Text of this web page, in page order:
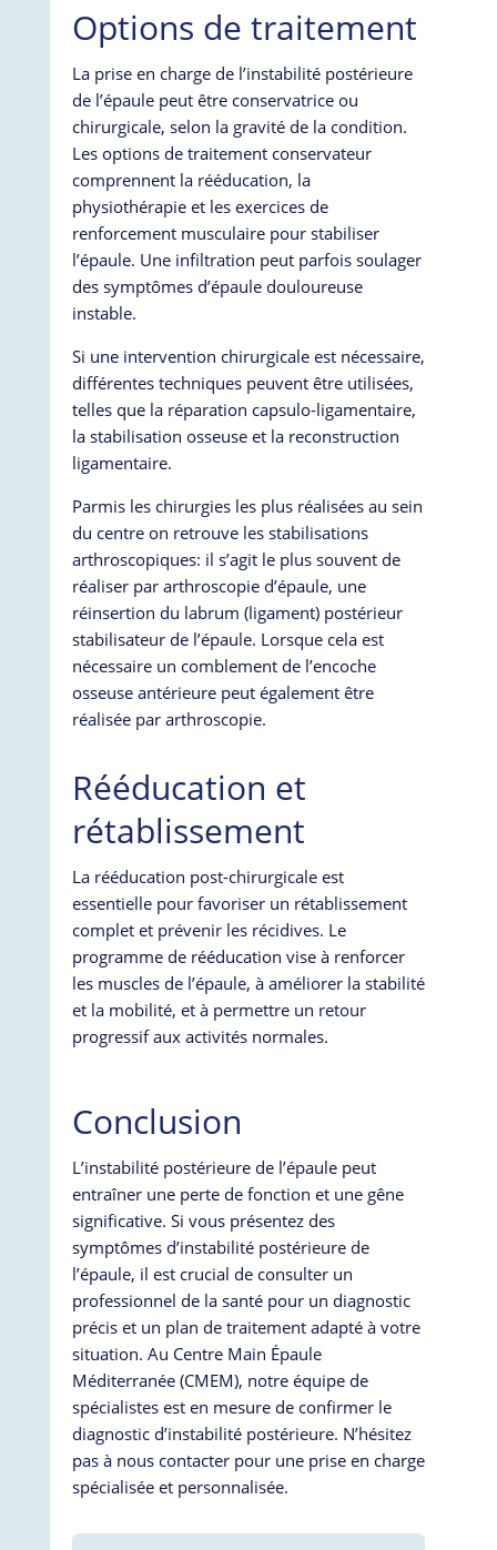
Options de traitement
La prise en charge de l’instabilité postérieure
de l’épaule peut être conservatrice ou
chirurgicale, selon la gravité de la condition.
Les options de traitement conservateur
comprennent la rééducation, la
physiothérapie et les exercices de
renforcement musculaire pour stabiliser
l’épaule. Une infiltration peut parfois soulager
des symptômes d’épaule douloureuse
instable.
Si une intervention chirurgicale est nécessaire,
différentes techniques peuvent être utilisées,
telles que la réparation capsulo-ligamentaire,
la stabilisation osseuse et la reconstruction
ligamentaire.
Parmis les chirurgies les plus réalisées au sein
du centre on retrouve les stabilisations
arthroscopiques: il s’agit le plus souvent de
réaliser par arthroscopie d’épaule, une
réinsertion du labrum (ligament) postérieur
stabilisateur de l’épaule. Lorsque cela est
nécessaire un comblement de l’encoche
osseuse antérieure peut également être
réalisée par arthroscopie.
Rééducation et
rétablissement
La rééducation post-chirurgicale est
essentielle pour favoriser un rétablissement
complet et prévenir les récidives. Le
programme de rééducation vise à renforcer
les muscles de l’épaule, à améliorer la stabilité
et la mobilité, et à permettre un retour
progressif aux activités normales.
Conclusion
L’instabilité postérieure de l’épaule peut
entraîner une perte de fonction et une gêne
significative. Si vous présentez des
symptômes d’instabilité postérieure de
l’épaule, il est crucial de consulter un
professionnel de la santé pour un diagnostic
précis et un plan de traitement adapté à votre
situation. Au Centre Main Épaule
Méditerranée (CMEM), notre équipe de
spécialistes est en mesure de confirmer le
diagnostic d’instabilité postérieure. N’hésitez
pas à nous contacter pour une prise en charge
spécialisée et personnalisée.